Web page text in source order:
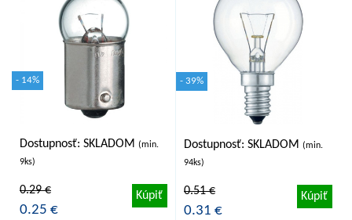
Kontakt Chemie
LEDVANCE
LEDprodukt
MEANWELL
SAD Narva
TUNGSRAM
Wonderful LED Lighting
- 14%
Dostupnosť: SKLADOM (min.
9ks)
0.29 €
0.25 €
Kúpiť
- 39%
Dostupnosť: SKLADOM (min.
94ks)
0.51 €
0.31 €
Kúpiť